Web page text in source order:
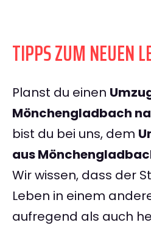
TIPPS ZUM NEUEN
Planst du einen
Mönchengladbach
bist du bei uns, dem
aus
Wir wissen, dass der
Leben in einem
aufregend als auch